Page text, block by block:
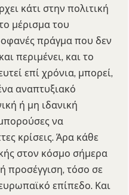
κάτι στην πολιτική
μέρισμα του
πράγμα που δεν
περιμένει, και το
επί χρόνια, μπορεί,
αναπτυξιακό
ή μη ιδανική
να
κρίσεις. Άρα κάθε
στον κόσμο σήμερα
προσέγγιση, τόσο σε
επίπεδο. Και